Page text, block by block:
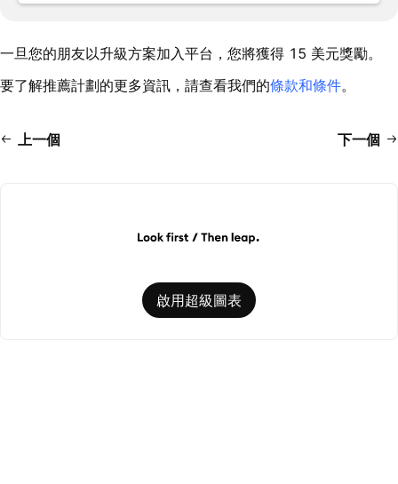
一旦您的朋友以升級方案加入平台，您將獲得 15 美元獎勵。
要了解推薦計劃的更多資訊，請查看我們的條款和條件。
上一個 下一個
啟用超級圖表